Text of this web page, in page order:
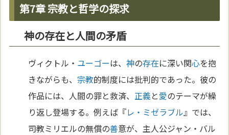
第7章 宗教と哲学の探求
神の存在と人間の矛盾
ヴィクトル・ ユーゴーは、神の存在に深い関心を抱
きながらも、 宗教的制度には批判的であった。彼の
作品には、人間の罪と救済、 正義と愛のテーマが繰
り返し登場する。例えば『レ・ミゼラブル』では、
司教ミリエルの無償の善意が、主人公ジャン・バル